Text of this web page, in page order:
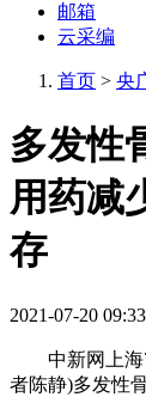
邮箱
云采编
首页 > 央
多发性
用药减
存
2021-07-20
中新网上海7
者陈静)多发性